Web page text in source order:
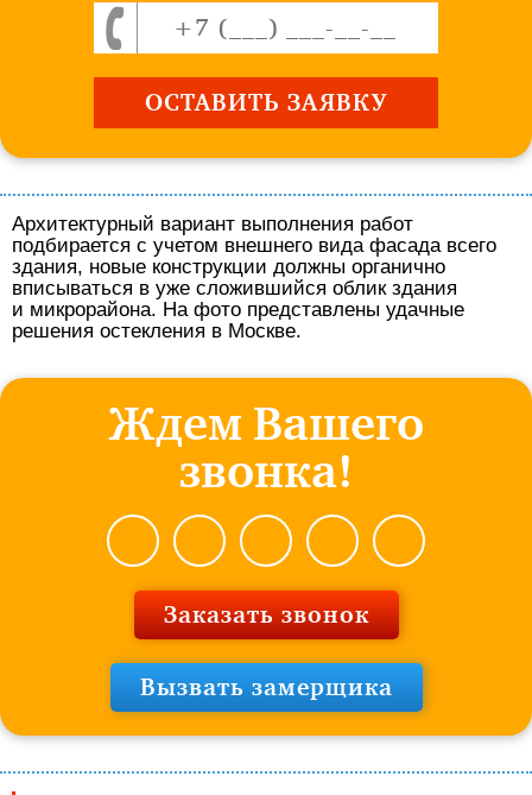
Архитектурный вариант выполнения работ
подбирается с учетом внешнего вида фасада всего
здания, новые конструкции должны органично
вписываться в уже сложившийся облик здания
и микрорайона. На фото представлены удачные
решения остекления в Москве.
Ждем Вашего
звонка!
Заказать звонок
Вызвать замерщика